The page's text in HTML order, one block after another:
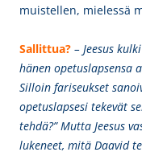
muistellen, mielessä
Sallittua? – Jeesus
hänen opetuslapsensa
Silloin fariseukset
opetuslapsesi tekevät
tehdä?” Mutta Jeesus
lukeneet, mitä Daavid